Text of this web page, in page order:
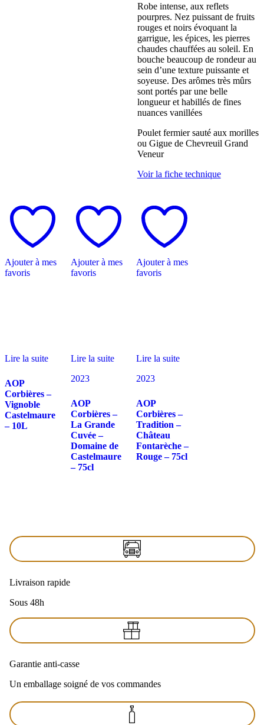
Robe intense, aux reflets
pourpres. Nez puissant de fruits
rouges et noirs évoquant la
garrigue, les épices, les pierres
chaudes chauffées au soleil. En
bouche beaucoup de rondeur au
sein d’une texture puissante et
soyeuse. Des arômes très mûrs
sont portés par une belle
longueur et habillés de fines
nuances vanillées
Poulet fermier sauté aux morilles
ou Gigue de Chevreuil Grand
Veneur
Voir la fiche technique
Ajouter à mes
favoris
Lire la suite
AOP
Corbières –
Vignoble
Castelmaure
– 10L
Ajouter à mes
favoris
Lire la suite
2023
AOP
Corbières –
La Grande
Cuvée –
Domaine de
Castelmaure
– 75cl
Ajouter à mes
favoris
Lire la suite
2023
AOP
Corbières –
Tradition –
Château
Fontarèche –
Rouge – 75cl
Livraison rapide
Sous 48h
Garantie anti-casse
Un emballage soigné de vos commandes